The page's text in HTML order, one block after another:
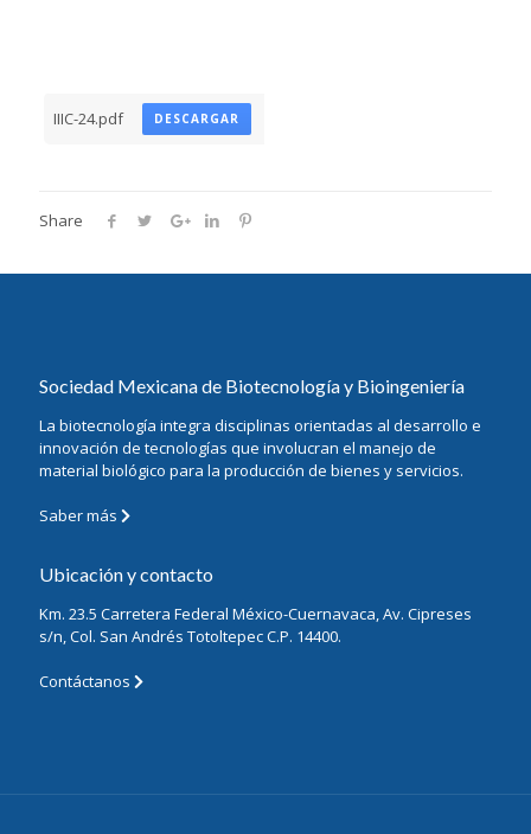
IIIC-24.pdf DESCARGAR
Share
Sociedad Mexicana de Biotecnología y Bioingeniería
La biotecnología integra disciplinas orientadas al desarrollo e
innovación de tecnologías que involucran el manejo de
material biológico para la producción de bienes y servicios.
Saber más
Ubicación y contacto
Km. 23.5 Carretera Federal México-Cuernavaca, Av. Cipreses
s/n, Col. San Andrés Totoltepec C.P. 14400.
Contáctanos